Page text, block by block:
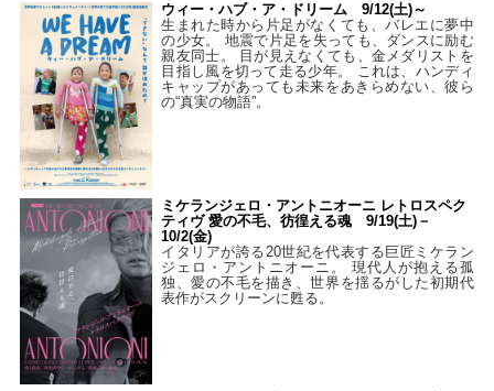
ウィー・ハブ・ア・ドリーム 9/12(土)～
生まれた時から片足がなくても、バレエに夢中
の少女。 地震で片足を失っても、ダンスに励む
親友同士。 目が見えなくても、金メダリストを
目指し風を切って走る少年。 これは、ハンディ
キャップがあっても未来をあきらめない、彼ら
の“真実の物語”。
ミケランジェロ・アントニオーニ レトロスペク
ティヴ 愛の不毛、彷徨える魂 9/19(土)－
10/2(金)
イタリアが誇る20世紀を代表する巨匠ミケラン
ジェロ・アントニオーニ。 現代人が抱える孤
独、愛の不毛を描き、世界を揺るがした初期代
表作がスクリーンに甦る。